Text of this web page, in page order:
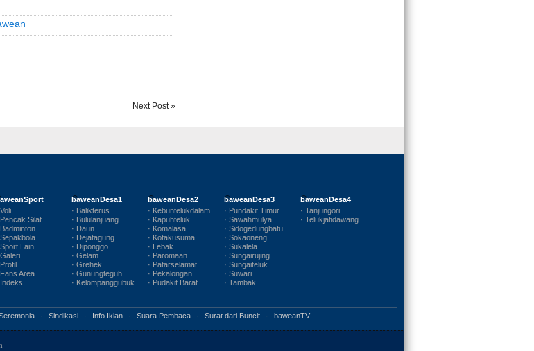
Next Post »
Pencak Silat
Badminton
Sepakbola
Sport Lain
Galeri
Profil
Fans Area
Indeks
baweanDesa1
· Balikterus
· Bululanjuang
· Daun
· Dejatagung
· Diponggo
· Gelam
· Grehek
· Gunungteguh
· Kelompanggubuk
baweanDesa2
· Kebuntelukdalam
· Kapuhteluk
· Komalasa
· Kotakusuma
· Lebak
· Paromaan
· Patarselamat
· Pekalongan
· Pudakit Barat
baweanDesa3
· Pundakit Timur
· Sawahmulya
· Sidogedungbatu
· Sokaoneng
· Sukalela
· Sungairujing
· Sungaiteluk
· Suwari
· Tambak
baweanDesa4
· Tanjungori
· Telukjatidawang
· Sindikasi · Info Iklan · Suara Pembaca · Surat dari Buncit · baweanTV